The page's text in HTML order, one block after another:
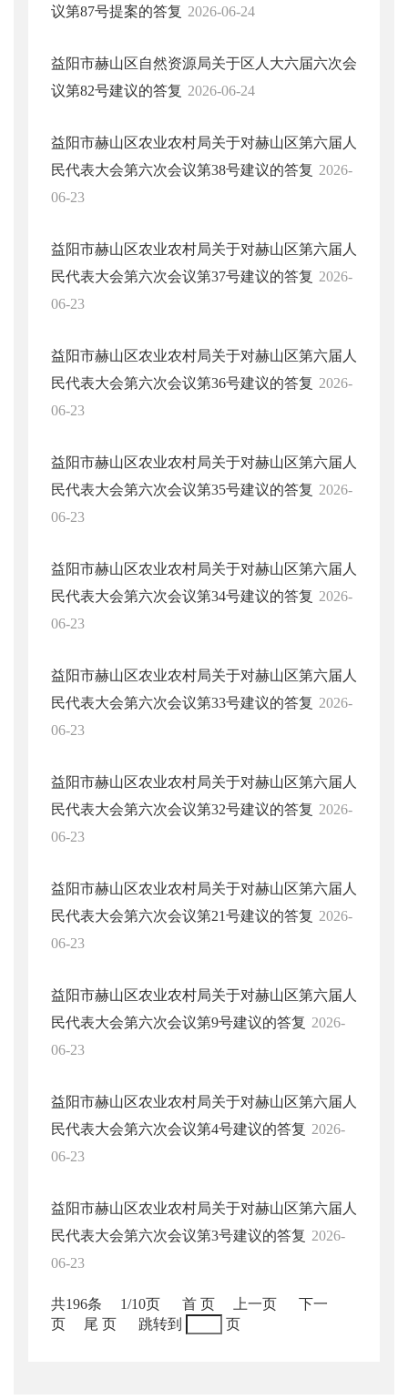
议第87号提案的答复 2026-06-24
益阳市赫山区自然资源局关于区人大六届六次会
议第82号建议的答复 2026-06-24
益阳市赫山区农业农村局关于对赫山区第六届人
民代表大会第六次会议第38号建议的答复 2026-
06-23
益阳市赫山区农业农村局关于对赫山区第六届人
民代表大会第六次会议第37号建议的答复 2026-
06-23
益阳市赫山区农业农村局关于对赫山区第六届人
民代表大会第六次会议第36号建议的答复 2026-
06-23
益阳市赫山区农业农村局关于对赫山区第六届人
民代表大会第六次会议第35号建议的答复 2026-
06-23
益阳市赫山区农业农村局关于对赫山区第六届人
民代表大会第六次会议第34号建议的答复 2026-
06-23
益阳市赫山区农业农村局关于对赫山区第六届人
民代表大会第六次会议第33号建议的答复 2026-
06-23
益阳市赫山区农业农村局关于对赫山区第六届人
民代表大会第六次会议第32号建议的答复 2026-
06-23
益阳市赫山区农业农村局关于对赫山区第六届人
民代表大会第六次会议第21号建议的答复 2026-
06-23
益阳市赫山区农业农村局关于对赫山区第六届人
民代表大会第六次会议第9号建议的答复 2026-
06-23
益阳市赫山区农业农村局关于对赫山区第六届人
民代表大会第六次会议第4号建议的答复 2026-
06-23
益阳市赫山区农业农村局关于对赫山区第六届人
民代表大会第六次会议第3号建议的答复 2026-
06-23
共196条 1/10页 首 页 上一页
下一
页
尾 页 跳转到 页